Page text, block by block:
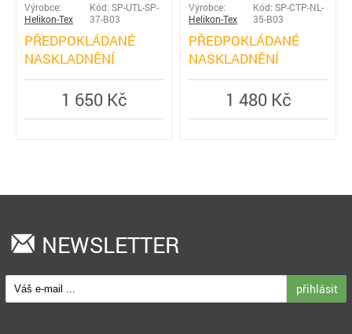
Výrobce:
Helikon-Tex
Kód: SP-UTL-SP-
37-B03
PŘEDPOKLÁDANÉ
NASKLADNĚNÍ
1 650 Kč
Výrobce:
Helikon-Tex
Kód: SP-CTP-NL-
35-B03
PŘEDPOKLÁDANÉ
NASKLADNĚNÍ
1 480 Kč
NEWSLETTER
přihlásit